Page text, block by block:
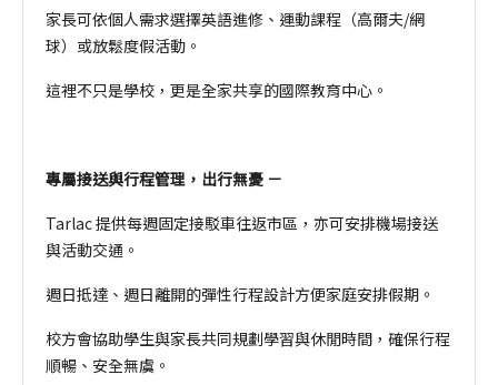
家長可依個人需求選擇英語進修、運動課程（高爾夫/網
球）或放鬆度假活動。
這裡不只是學校，更是全家共享的國際教育中心。
專屬接送與行程管理，出行無憂 －
Tarlac 提供每週固定接駁車往返市區，亦可安排機場接送
與活動交通。
週日抵達、週日離開的彈性行程設計方便家庭安排假期。
校方會協助學生與家長共同規劃學習與休閒時間，確保行程
順暢、安全無虞。